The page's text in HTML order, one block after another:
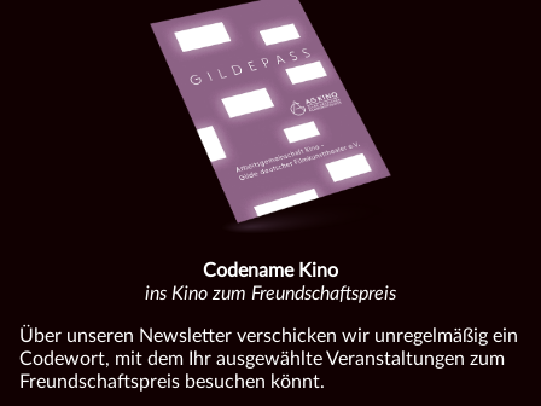
Codename Kino
ins Kino zum Freundschaftspreis
Über unseren Newsletter verschicken wir unregelmäßig ein
Codewort, mit dem Ihr ausgewählte Veranstaltungen zum
Freundschaftspreis besuchen könnt.